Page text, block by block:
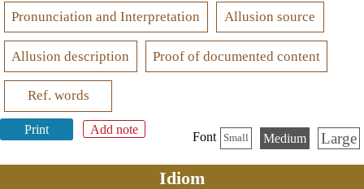
Pronunciation and Interpretation Allusion source
Allusion description Proof of documented content
Ref. words
Print Add note
Font Small Medium Large
Idiom